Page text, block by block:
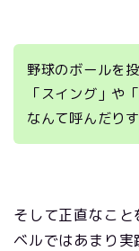
野球のボールを
「スイング」や
なんて呼んだり
そして正直なこ
ベルではあまり実